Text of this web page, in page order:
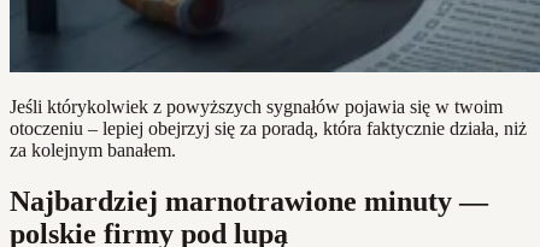
Jeśli którykolwiek z powyższych sygnałów pojawia się w twoim
otoczeniu – lepiej obejrzyj się za poradą, która faktycznie działa, niż
za kolejnym banałem.
Najbardziej marnotrawione minuty —
polskie firmy pod lupą